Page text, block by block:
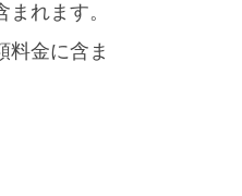
れます。
料金に含ま